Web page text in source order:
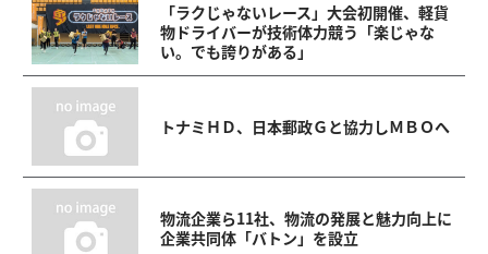
「ラクじゃないレース」大会初開催、軽貨
物ドライバーが技術体力競う「楽じゃな
い。でも誇りがある」
トナミＨＤ、日本郵政Ｇと協力しＭＢＯへ
物流企業ら11社、物流の発展と魅力向上に
企業共同体「バトン」を設立